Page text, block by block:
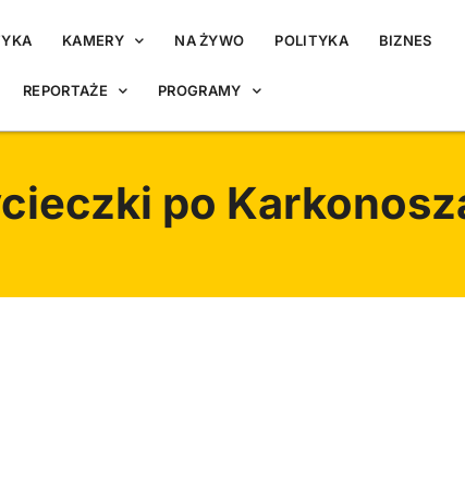
KAMERY NA ŻYWO POLITYKA BIZNES
REPORTAŻE PROGRAMY
po